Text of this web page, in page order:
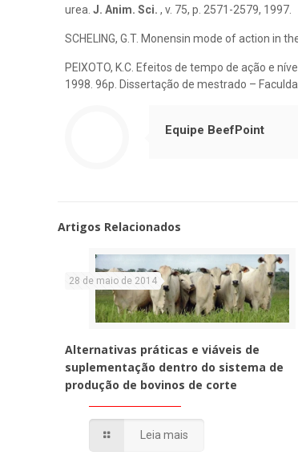
urea.J. Anim. Sci., v. 75, p. 2571-2579, 1997.
SCHELING, G.T. Monensin mode of action in
PEIXOTO, K.C. Efeitos de tempo de ação e
1998. 96p. Dissertação de mestrado –
Equipe BeefPoint
Artigos Relacionados
28 de maio de 2014
Alternativas práticas e viáveis de
suplementação dentro do sistema de
produção de bovinos de corte
Leia mais